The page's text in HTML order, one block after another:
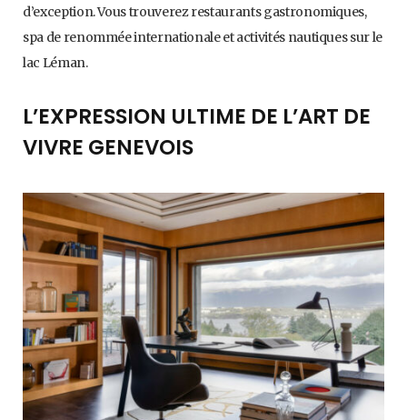
d’exception. Vous trouverez restaurants gastronomiques,
spa de renommée internationale et activités nautiques sur le
lac Léman.
L’EXPRESSION ULTIME DE L’ART DE
VIVRE GENEVOIS